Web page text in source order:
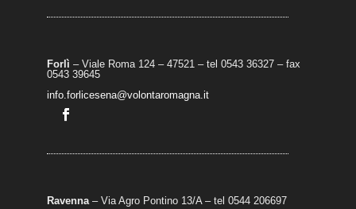
Forlì – Viale Roma 124 – 47521 – tel 0543 36327 – fax
0543 39645
info.forlicesena@volontaromagna.it
Ravenna– Via Agro Pontino 13/A– tel 0544 206697